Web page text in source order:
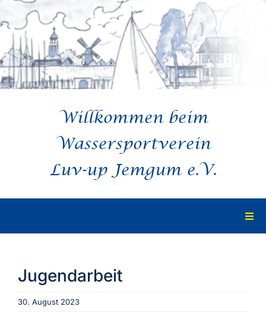
Inhalt
springen
Willkommen beim
Wassersportverein
Luv-up Jemgum e.V.
Jugendarbeit
30. August 2023